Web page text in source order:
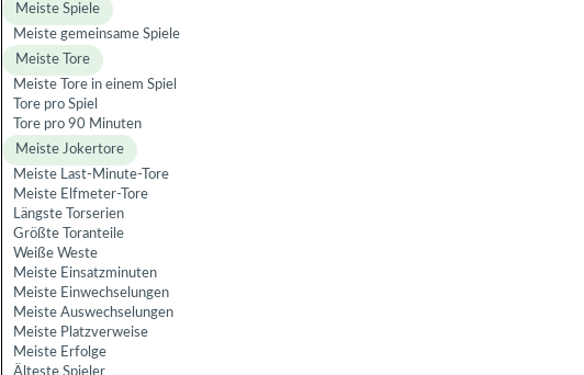
Meiste Spiele
Meiste gemeinsame Spiele
Meiste Tore
Meiste Tore in einem Spiel
Tore pro Spiel
Tore pro 90 Minuten
Meiste Jokertore
Meiste Last-Minute-Tore
Meiste Elfmeter-Tore
Längste Torserien
Größte Toranteile
Weiße Weste
Meiste Einsatzminuten
Meiste Einwechselungen
Meiste Auswechselungen
Meiste Platzverweise
Meiste Erfolge